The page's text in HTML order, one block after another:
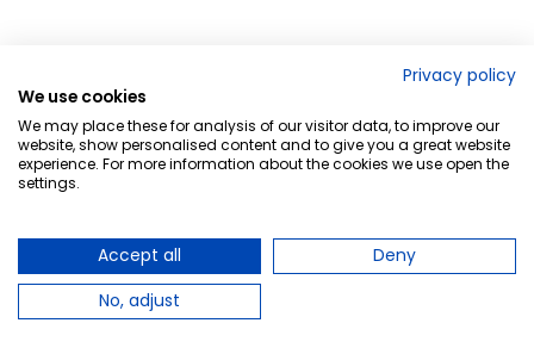
Privacy policy
We use cookies
We may place these for analysis of our visitor data, to improve our
website, show personalised content and to give you a great website
experience. For more information about the cookies we use open the
settings.
Accept all
Deny
No, adjust